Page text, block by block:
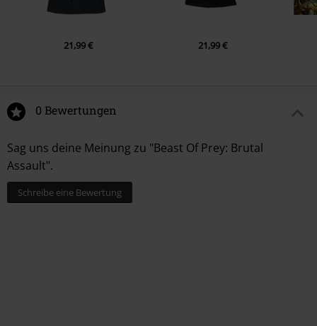
21,99 € 21,99 €
0 Bewertungen
Sag uns deine Meinung zu "Beast Of Prey: Brutal
Assault".
Schreibe eine Bewertung